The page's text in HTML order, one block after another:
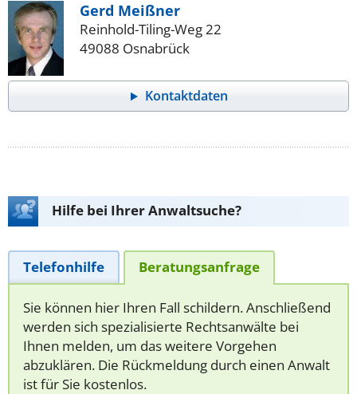
Gerd Meißner
Reinhold-Tiling-Weg 22
49088 Osnabrück
Kontaktdaten
Hilfe bei Ihrer Anwaltsuche?
Telefonhilfe Beratungsanfrage
Sie können hier Ihren Fall schildern. Anschließend
werden sich spezialisierte Rechtsanwälte bei
Ihnen melden, um das weitere Vorgehen
abzuklären. Die Rückmeldung durch einen Anwalt
ist für Sie kostenlos.